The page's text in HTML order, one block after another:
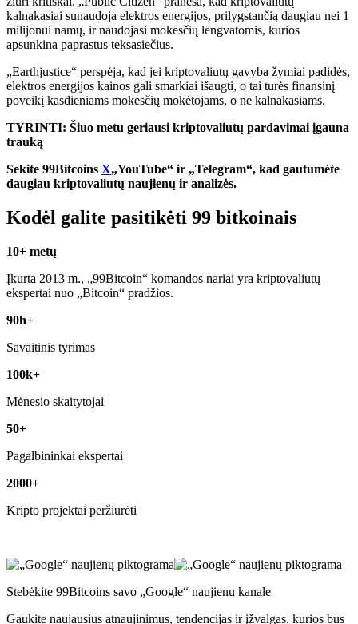
kalnakasiai sunaudoja elektros energijos, prilygstančią daugiau nei 1
milijonui namų, ir naudojasi mokesčių lengvatomis, kurios
apsunkina paprastus teksasiečius.
„Earthjustice“ perspėja, kad jei kriptovaliutų gavyba žymiai padidės,
elektros energijos kainos gali smarkiai išaugti, o tai turės finansinį
poveikį kasdieniams mokesčių mokėtojams, o ne kalnakasiams.
TYRINTI: Šiuo metu geriausi kriptovaliutų pardavimai įgauna
trauką
Sekite 99Bitcoins X„YouTube“ ir „Telegram“, kad gautumėte
daugiau kriptovaliutų naujienų ir analizės.
Kodėl galite pasitikėti 99 bitkoinais
10+ metų
Įkurta 2013 m., „99Bitcoin“ komandos nariai yra kriptovaliutų
ekspertai nuo „Bitcoin“ pradžios.
90h+
Savaitinis tyrimas
100k+
Mėnesio skaitytojai
50+
Pagalbininkai ekspertai
2000+
Kripto projektai peržiūrėti
Stebėkite 99Bitcoins savo „Google“ naujienų kanale
Gaukite naujausius atnaujinimus, tendencijas ir įžvalgas, kurios bus